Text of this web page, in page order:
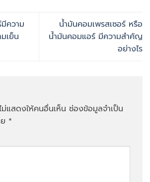
ความ
เย็น
น้ำมันคอมเพรสเซอร์ หรือ
น้ำมันคอมแอร์ มีความสำคัญ
อย่างไร
แสดงให้คนอื่นเห็น ช่องข้อมูลจำเป็น
*